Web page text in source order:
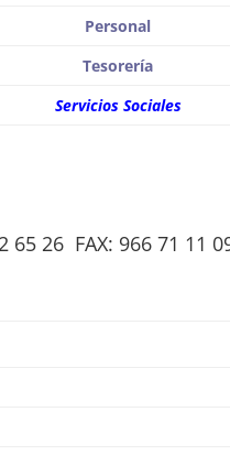
Personal
Tesorería
Servicios Sociales
65 26 FAX: 966 71 11